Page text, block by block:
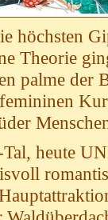
höchsten
Theorie
palme der
heute